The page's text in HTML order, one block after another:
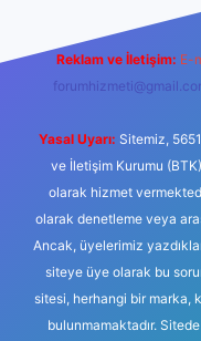
Reklam ve İletişim: E-
Yasal Uyarı: Sitemiz,
ve İletişim Kurumu
olarak hizmet
olarak denetleme veya
Ancak, üyelerimiz
siteye üye olarak bu
sitesi, herhangi bir marka,
bulunmamaktadır.